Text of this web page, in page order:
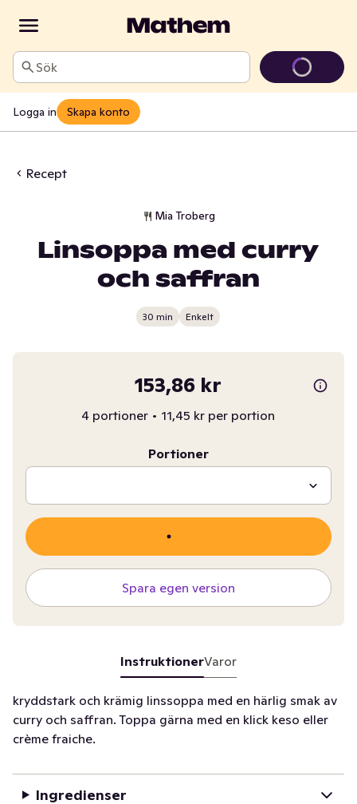
Sök
Logga in Skapa konto
Recept
Mia Troberg
Linsoppa med curry
och saffran
30 min Enkelt
153,86 kr
4 portioner • 11,45 kr per portion
Portioner
Spara egen version
InstruktionerVaror
kryddstark och krämig linssoppa med en härlig smak av
curry och saffran. Toppa gärna med en klick keso eller
crème fraiche.
Ingredienser